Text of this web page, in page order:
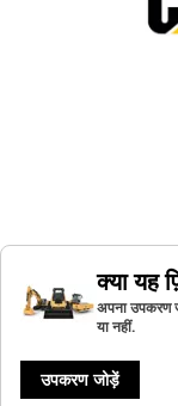
क्या यह
अपना उपकरण
या नहीं.
उपकरण जोड़ें